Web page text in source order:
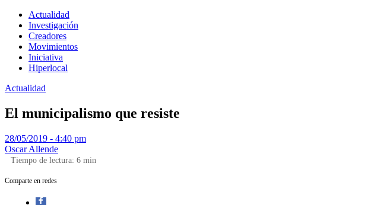
Actualidad
Investigación
Creadores
Movimientos
Iniciativa
Hiperlocal
Actualidad
El municipalismo que resiste
28/05/2019 - 4:40 pm
Oscar Allende
Tiempo de lectura: 6 min
Comparte en redes